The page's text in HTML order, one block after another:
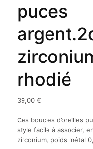
puces
rhodié
39,00 €
Ces boucles d’oreilles
style facile à associer,
zirconium, poids métal